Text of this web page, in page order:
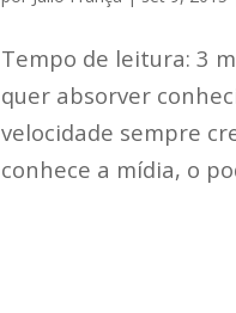
Tempo de leitura: 3
quer absorver
velocidade sempre
conhece a mídia, o